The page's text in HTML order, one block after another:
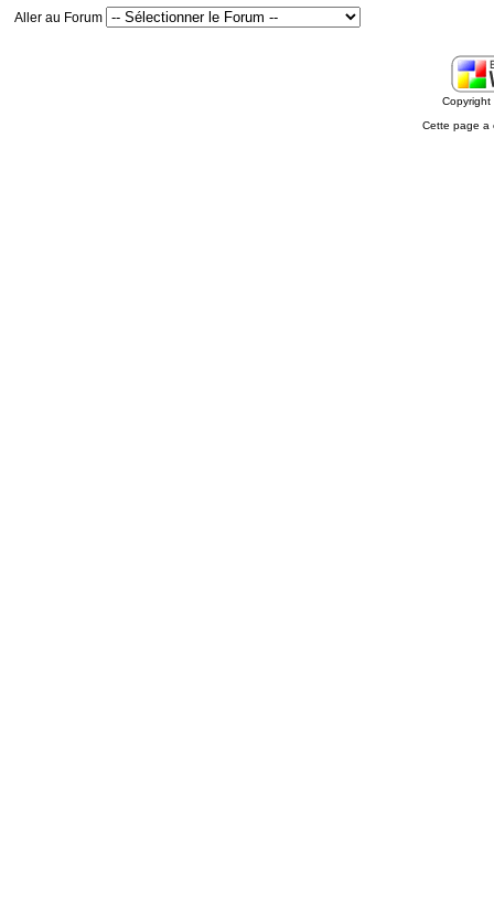
Aller au Forum
Cette page a